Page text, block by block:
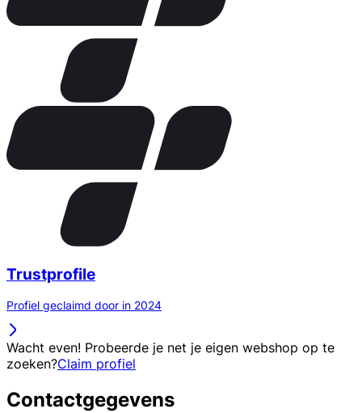
Trustprofile
Profiel geclaimd door in 2024
Wacht even! Probeerde je net je eigen webshop op te
zoeken?Claim profiel
Contactgegevens